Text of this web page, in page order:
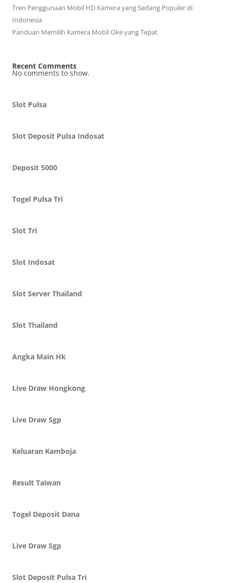
Tren Penggunaan Mobil HD Kamera yang Sedang Populer di
Indonesia
Panduan Memilih Kamera Mobil Oke yang Tepat
Recent Comments
No comments to show.
Slot Pulsa
Slot Deposit Pulsa Indosat
Deposit 5000
Togel Pulsa Tri
Slot Tri
Slot Indosat
Slot Server Thailand
Slot Thailand
Angka Main Hk
Live Draw Hongkong
Live Draw Sgp
Keluaran Kamboja
Result Taiwan
Togel Deposit Dana
Live Draw Sgp
Slot Deposit Pulsa Tri